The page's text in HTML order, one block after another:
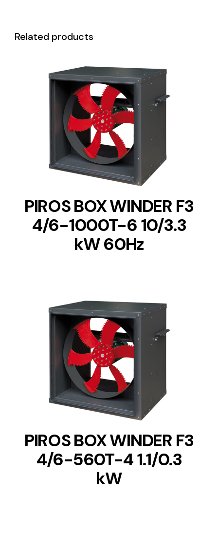
Related products
DETAILS
PIROS BOX WINDER F3
4/6-1000T-6 10/3.3
kW 60Hz
DETAILS
PIROS BOX WINDER F3
4/6-560T-4 1.1/0.3
kW